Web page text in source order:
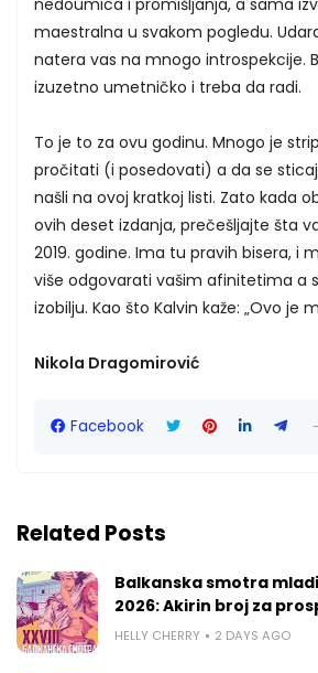
maestralna u svakom pogledu.
natera vas na mnogo introspekcije.
izuzetno umetničko i treba da radi.
To je to za ovu godinu. Mnogo je
pročitati (i posedovati) a da se
našli na ovoj kratkoj listi. Zato kada
ovih deset izdanja, prečešljajte šta
2019. godine. Ima tu pravih bisera, i
više odgovarati vašim afinitetima a
izobilju. Kao što Kalvin kaže: „Ovo je
Nikola Dragomirović
Facebook
Related Posts
Balkanska smotra
2026: Akirin broj za
HELLY CHERRY 2 DAYS AGO